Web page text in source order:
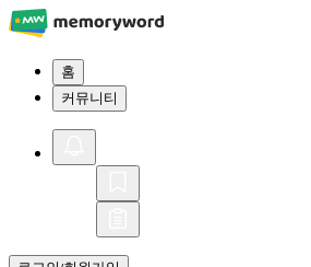
홈
커뮤니티